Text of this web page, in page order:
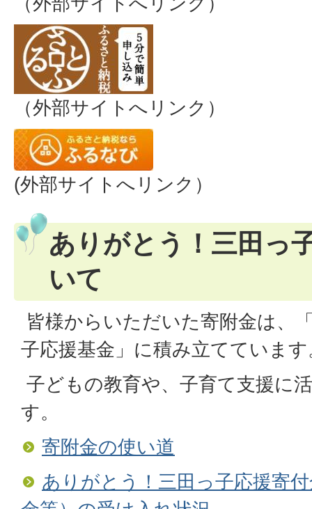
（外部サイトへリンク）
(外部サイトへリンク）
ありがとう！三田っ
いて
皆様からいただいた寄附金は、
子応援基金」に積み立てています
子どもの教育や、子育て支援に
す。
寄附金の使い道
ありがとう！三田っ子応援寄